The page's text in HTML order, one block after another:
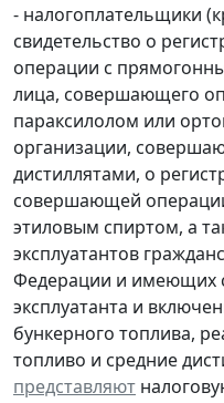
- налогоплательщики
свидетельство о
операции с
лица, совершающего
параксилолом или
организации,
дистиллятами, о
совершающей
этиловым спиртом, а
эксплуатантов
Федерации и имеющих
эксплуатанта и
бункерного топлива,
топливо и средние
представляют